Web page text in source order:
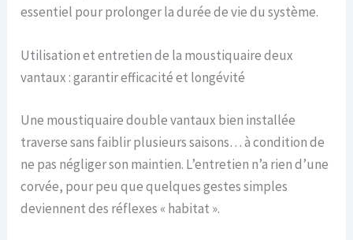
essentiel pour prolonger la durée de vie du système.
Utilisation et entretien de la moustiquaire deux
vantaux : garantir efficacité et longévité
Une moustiquaire double vantaux bien installée
traverse sans faiblir plusieurs saisons… à condition de
ne pas négliger son maintien. L’entretien n’a rien d’une
corvée, pour peu que quelques gestes simples
deviennent des réflexes « habitat ».